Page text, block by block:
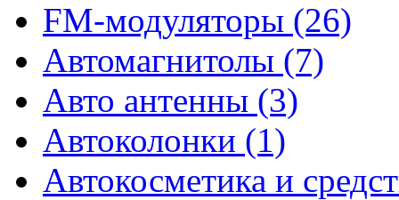
FM-модуляторы (26)
Автомагнитолы (7)
Авто антенны (3)
Автоколонки (1)
Автокосметика и